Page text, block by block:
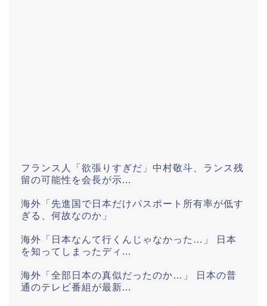
フランス人「欲張りすぎだ」中村敬斗、ランス残
留の可能性を会長が示...
海外「先進国で日本だけパスポート所有率が低す
ぎる、何故なのか」
海外「日本なんて行くんじゃなかった…」 日本
を知ってしまったディ...
海外「全部日本の真似だったのか…」 日本の普
通のテレビ番組が最新...